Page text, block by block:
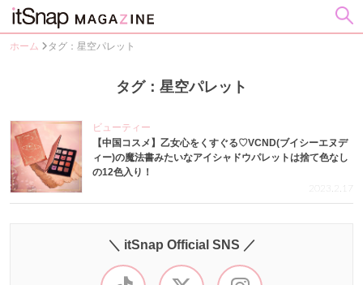
ホーム タグ：星空パレット
タグ：星空パレット
ビューティー
【中国コスメ】乙女心をくすぐる♡VCND(ブイシーエヌデ
ィー)の魔法書みたいなアイシャドウパレットは捨て色なし
の12色入り！
2023.2.17
＼ itSnap Official SNS ／